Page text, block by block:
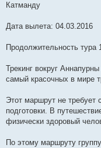
л
н
Катманду
Дата вылета: 04.03.2016
Продолжительность тура
Трекинг вокруг
самый красочных в мире
Этот маршрут не требует
подготовки. В
физически здоровый
По этому маршруту